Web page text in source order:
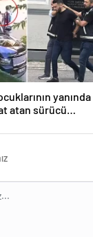
yanında
atan sürücü